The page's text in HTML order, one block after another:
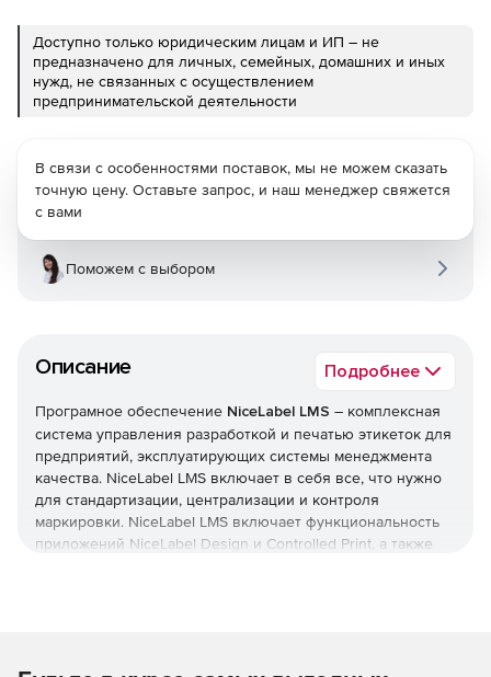
Доступно только юридическим лицам и ИП – не
предназначено для личных, семейных, домашних и иных
нужд, не связанных с осуществлением
предпринимательской деятельности
Описание Подробнее
Програмное обеспечение NiceLabel LMS – комплексная
система управления разработкой и печатью этикеток для
предприятий, эксплуатирующих системы менеджмента
качества. NiceLabel LMS включает в себя все, что нужно
для стандартизации, централизации и контроля
маркировки. NiceLabel LMS включает функциональность
приложений NiceLabel Design и Controlled Print, а также
В связи с особенностями поставок, мы не можем сказать
точную цену. Оставьте запрос, и наш менеджер свяжется
с вами
Поможем с выбором